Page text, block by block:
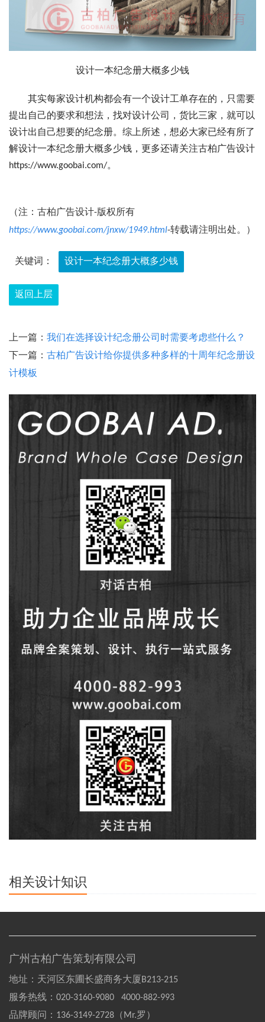
设计一本纪念册大概多少钱
其实每家设计机构都会有一个设计工单存在的，只需要
提出自己的要求和想法，找对设计公司，货比三家，就可以
设计出自己想要的纪念册。综上所述，想必大家已经有所了
解设计一本纪念册大概多少钱，更多还请关注古柏广告设计
https://www.goobai.com/。
（注：古柏广告设计-版权所有
https://www.goobai.com/jnxw/1949.html-转载请注明出处。）
关键词： 设计一本纪念册大概多少钱
返回上层
上一篇： 我们在选择设计纪念册公司时需要考虑些什么？
下一篇： 古柏广告设计给你提供多种多样的十周年纪念册设
计模板
相关设计知识
广州古柏广告策划有限公司
地址：天河区东圃长盛商务大厦B213-215
服务热线： 020-3160-9080 4000-882-993
品牌顾问： 136-3149-2728（Mr.罗）